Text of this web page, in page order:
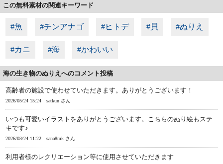
この無料素材の関連キーワード
#魚 #チンアナゴ #ヒトデ #貝 #ぬりえ
#カニ #海 #かわいい
海の生き物のぬりえへのコメント投稿
高齢者の施設で使わせていただきます。ありがとうございます！
2026/05/24 15:24 satkun さん
いつも可愛いイラストをありがとうございます。こちらのぬり絵もステ
キです♪
2026/03/24 11:22 sana8mk さん
利用者様のレクリエーション等に使用させていただきます